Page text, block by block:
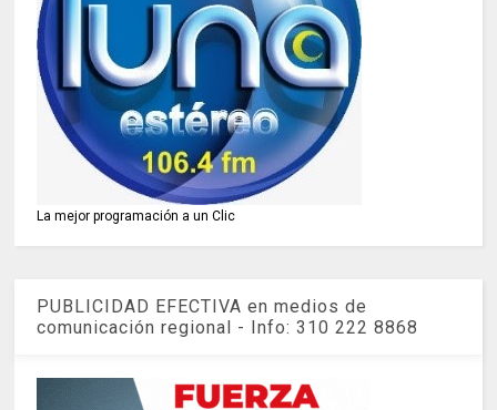
La mejor programación a un Clic
PUBLICIDAD EFECTIVA en medios de
comunicación regional - Info: 310 222 8868